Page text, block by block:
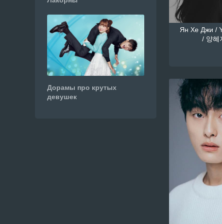
Ян Хе Джи /
/ 양혜
Дорамы про крутых
девушек